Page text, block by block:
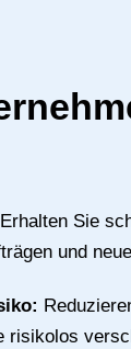
Erhalten Sie
und
risikolos